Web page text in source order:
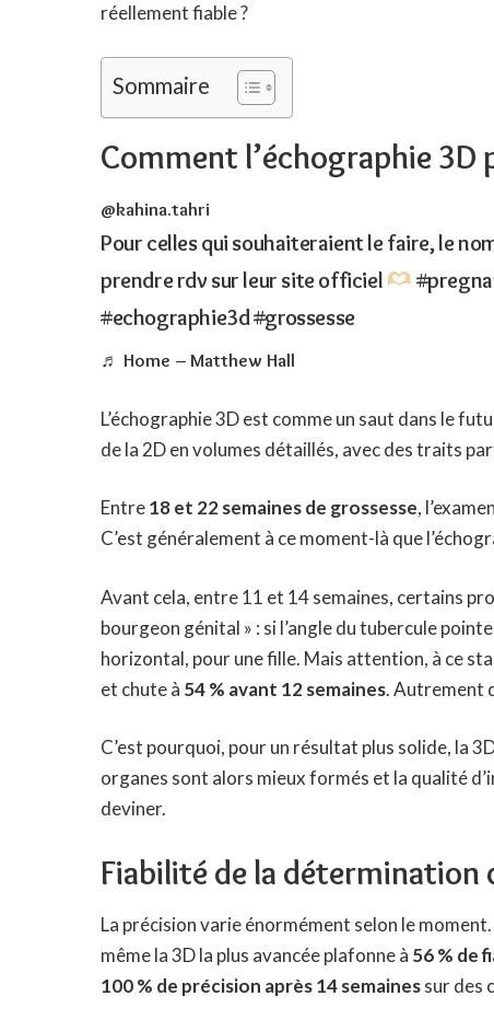
réellement fiable ?
Sommaire
Comment l’échographie
@kahina.tahri
Pour celles qui souhaiteraient le faire, le
prendre rdv sur leur site officiel
#echographie3d#grossesse
♬ Home – Matthew Hall
L’échographie 3D est comme un saut dans le
de la 2D en volumes détaillés, avec des traits
Entre18 et 22 semaines de grossesse,
C’est généralement à ce moment-là que
Avant cela, entre 11 et 14 semaines, certains
bourgeon génital » : si l’angle du tubercule
horizontal, pour une fille. Mais attention, à ce
et chute à 54 % avant 12 semaines. Autrement
C’est pourquoi, pour un résultat plus solide, la
organes sont alors mieux formés et la qualité
deviner.
Fiabilité de la détermination
La précision varie énormément selon le
même la 3D la plus avancée plafonne à 56 % de
100 % de précision après 14 semainessur des